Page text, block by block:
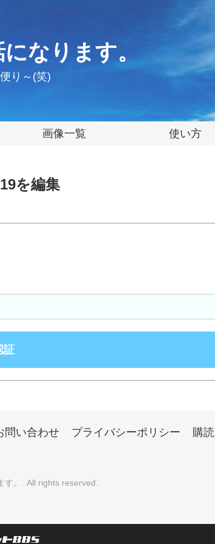
なります。
り～(笑)
画像一覧 使い方
を編集
問い合わせ プライバシーポリシー 購読
。 . All rights reserved.